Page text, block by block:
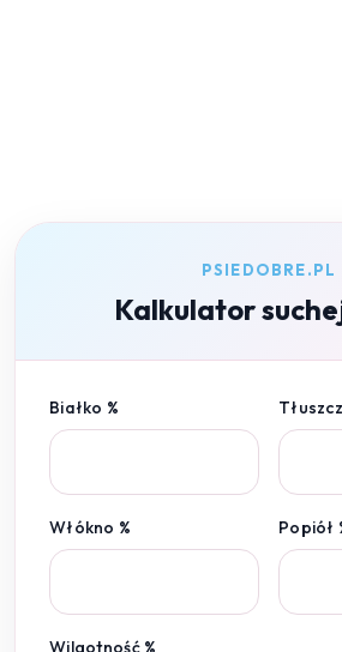
PSIEDOBRE.PL
Kalkulator
Białko %
Włókno % Popiół
Wilgotność %